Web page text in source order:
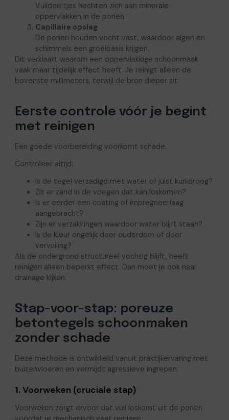
Vuildeeltjes hechten zich aan minerale
oppervlakken in de poriën.
Capillaire opslag
De poriën houden vocht vast, waardoor algen en
schimmels een groeibasis krijgen.
Dit verklaart waarom een oppervlakkige schoonmaak
vaak maar tijdelijk effect heeft. Je reinigt alleen de
bovenste millimeters, terwijl de bron dieper zit.
Eerste controle vóór je begint
met reinigen
Een goede voorbereiding voorkomt schade.
Controleer altijd:
Is de tegel verzadigd met water of juist kurkdroog?
Zit er zand in de voegen dat kan loskomen?
Is er eerder een coating of impregneerlaag
aangebracht?
Zijn er verzakkingen waardoor water blijft staan?
Is de kleur ongelijk door ouderdom of door
vervuiling?
Als de ondergrond structureel vochtig blijft, heeft
reinigen alleen beperkt effect. Dan moet je ook naar
drainage kijken.
Stap-voor-stap: poreuze
betontegels schoonmaken
zonder schade
Deze methode is ontwikkeld vanuit praktijkervaring met
buitenvloeren en vermijdt agressieve ingrepen.
1. Voorweken (cruciale stap)
Voorweken zorgt ervoor dat vuil loskomt uit de poriën